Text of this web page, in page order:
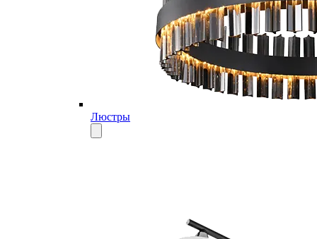
Люстры